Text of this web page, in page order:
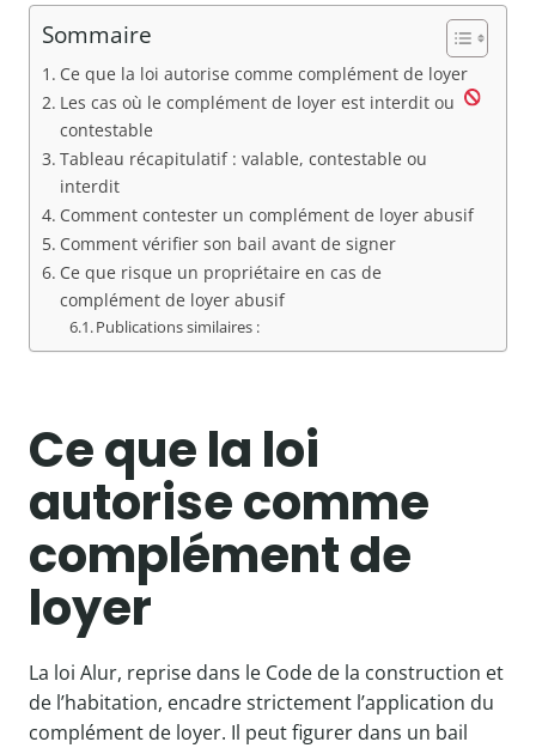
Sommaire
Ce que la loi autorise comme complément de loyer
Les cas où le complément de loyer est interdit ou
contestable
Tableau récapitulatif : valable, contestable ou
interdit
Comment contester un complément de loyer abusif
Comment vérifier son bail avant de signer
Ce que risque un propriétaire en cas de
complément de loyer abusif
Publications similaires :
Ce que la loi
autorise comme
complément de
loyer
La loi Alur, reprise dans le Code de la construction et
de l’habitation, encadre strictement l’application du
complément de loyer. Il peut figurer dans un bail